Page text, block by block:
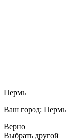
Пермь
Ваш город: Пермь
Верно
Выбрать другой